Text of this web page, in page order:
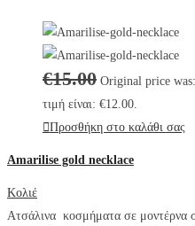
€15.00 Original price
τιμή είναι: €12.00.
Προσθήκη στο καλάθι σας
Amarilise gold necklace
Κολιέ
Ατσάλινα κοσμήματα σε μοντέρνα